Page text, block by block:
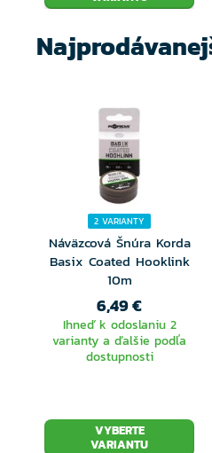
2 VARIANTY
Náväzcová Šnúra Korda
Basix Coated Hooklink
10m
6,49 €
Ihneď k odoslaniu 2
varianty a ďalšie podľa
dostupnosti
VYBERTE
VARIANTU